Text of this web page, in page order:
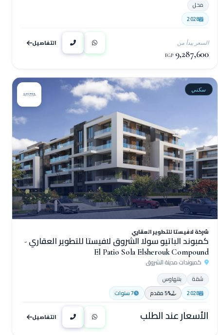
محل
2028
السعر يبدأ من
9,287,600
EGP
التفاصيل
سكني
شركة لافيستا للتطوير العقاري
كمبوند الباتيو سولا الشروق لافيستا للتطوير العقاري -
El Patio Sola Elsherouk Compound
كمبوندات مدينة الشروق
شقة
بنتهاوس
2028
5% مقدم 7 سنوات
الأسعار عند الطلب التفاصيل